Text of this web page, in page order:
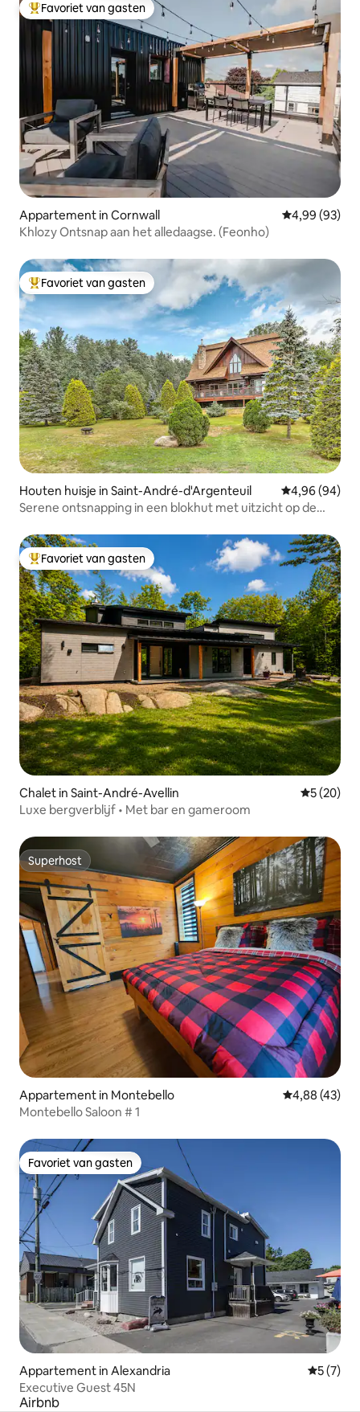
Topfavoriet van gasten
Favoriet van gasten
Appartement in Cornwall Gemiddelde
4,99 (93)
Khlozy Ontsnap aan het alledaagse. (Feonho)
Topfavoriet van gasten
Favoriet van gasten
Houten huisje in Saint-André-d'Argenteuil Gemiddelde
4,96 (94)
Serene ontsnapping in een blokhut met uitzicht op de
Topfavoriet van gasten
Favoriet van gasten
Chalet in Saint-André-Avellin
5 (20)
Luxe bergverblijf • Met bar en gameroom
Superhost
Superhost
Appartement in Montebello Gemiddelde
4,88 (43)
Montebello Saloon # 1
Favoriet van gasten
Favoriet van gasten
Appartement in Alexandria
5 (7)
Executive Guest 45N
Airbnb